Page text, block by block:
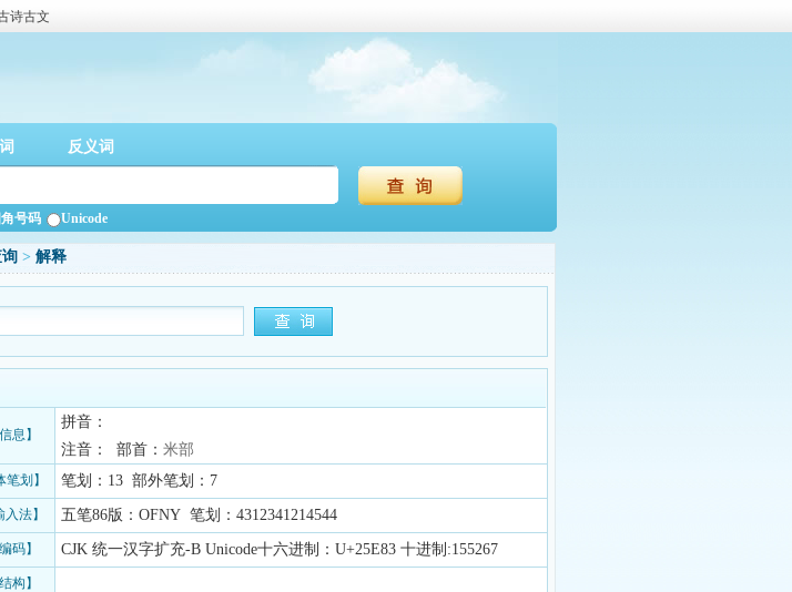
诗古文
反义词
角号码 Unicode
> 解释
息】
拼音：
注音： 部首： 米部
笔划】 笔划：13 部外笔划：7
入法】 五笔86版：OFNY 笔划：4312341214544
码】 CJK 统一汉字扩充-B Unicode十六进制：U+25E83 十进制:155267
构】